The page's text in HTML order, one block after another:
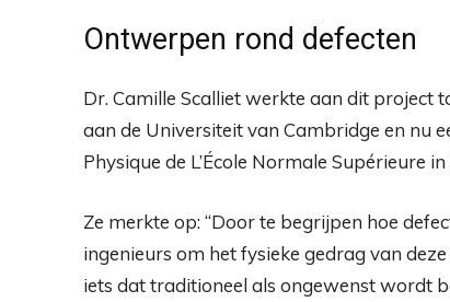
Ontwerpen rond defecten
Dr. Camille Scalliet werkte aan dit project
aan de Universiteit van Cambridge en nu
Physique de L’École Normale Supérieure in
Ze merkte op: “Door te begrijpen hoe
ingenieurs om het fysieke gedrag van
iets dat traditioneel als ongewenst wordt